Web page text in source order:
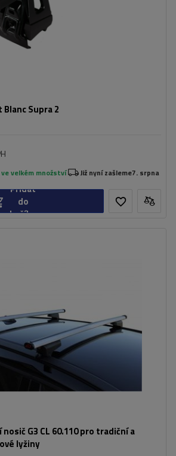
Supra 2
velkém množství Již nyní zašleme7. srpna
Přidat
do
košíku
G3 CL 60.110 pro tradiční a
lyžiny